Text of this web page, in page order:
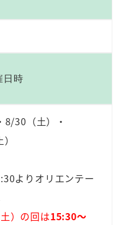
日時
30（土）・
よりオリエンテー
）の回は15:30～